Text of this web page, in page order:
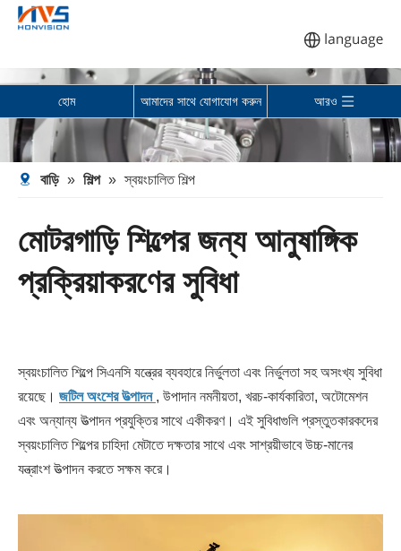
হোম আমাদের সাথে যোগাযোগ করুন আরও
বাড়ি » শিল্প » স্বয়ংচালিত শিল্প
মোটরগাড়ি শিল্পের জন্য আনুষাঙ্গিক
প্রক্রিয়াকরণের সুবিধা
স্বয়ংচালিত শিল্পে সিএনসি যন্ত্রের ব্যবহারে নির্ভুলতা এবং নির্ভুলতা সহ অসংখ্য সুবিধা
রয়েছে। জটিল অংশের উত্পাদন , উপাদান নমনীয়তা, খরচ-কার্যকারিতা, অটোমেশন
এবং অন্যান্য উত্পাদন প্রযুক্তির সাথে একীকরণ। এই সুবিধাগুলি প্রস্তুতকারকদের
স্বয়ংচালিত শিল্পের চাহিদা মেটাতে দক্ষতার সাথে এবং সাশ্রয়ীভাবে উচ্চ-মানের
যন্ত্রাংশ উত্পাদন করতে সক্ষম করে।